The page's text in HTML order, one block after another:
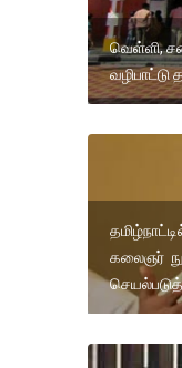
வெள்ளி,
வழிபாட்டு
கலைஞர்